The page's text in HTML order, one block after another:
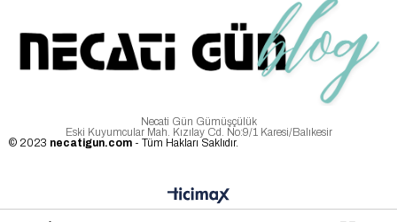
Necati Gün Gümüşçülük
Eski Kuyumcular Mah. Kızılay Cd. No:9/1 Karesi/Balıkesir
© 2023 necatigun.com - Tüm Hakları Saklıdır.